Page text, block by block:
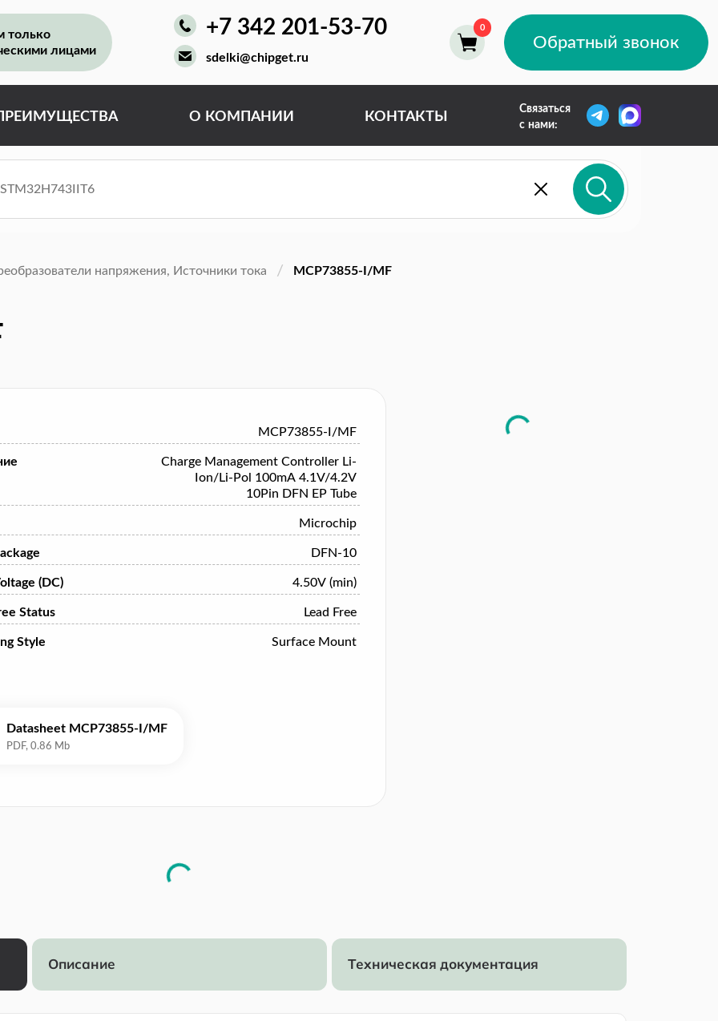
только
лицами
+7 342 201-53-70
sdelki@chipget.ru
Обратный звонок
О КОМПАНИИ КОНТАКТЫ
Связаться
с нами:
напряжения, Источники тока MCP73855-I/MF
MCP73855-I/MF
Charge Management Controller Li-
Ion/Li-Pol 100mA 4.1V/4.2V
10Pin DFN EP Tube
Microchip
DFN-10
(DC) 4.50V (min)
Status Lead Free
Style Surface Mount
Datasheet MCP73855-I/MF
Описание Техническая документация